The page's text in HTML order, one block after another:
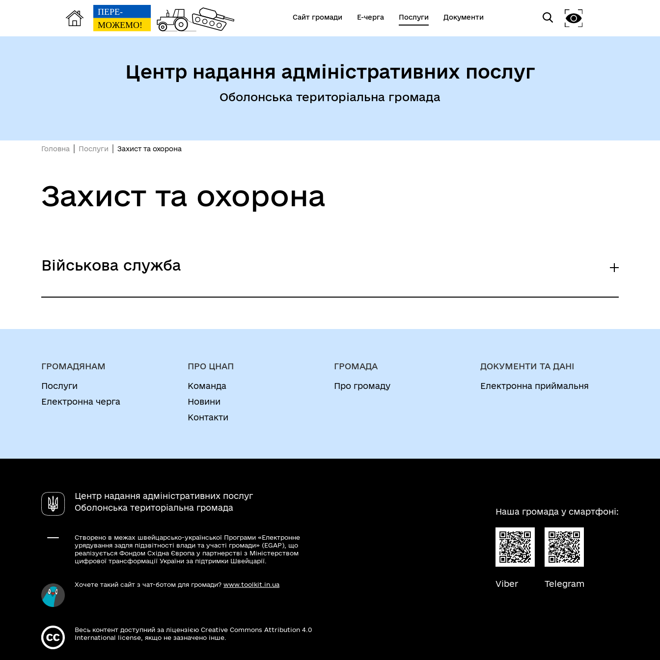
Сайт громади Е-черга Послуги Документи
Центр надання адміністративних послуг
Оболонська територіальна громада
Головна Послуги Захист та охорона
Захист та охорона
Військова служба
ГРОМАДЯНАМ
Послуги
Електронна черга
ПРО ЦНАП
Команда
Новини
Контакти
ГРОМАДА
Про громаду
ДОКУМЕНТИ ТА ДАНІ
Електронна приймальня
Центр надання адміністративних послуг
Оболонська територіальна громада
Створено в межах швейцарсько-української Програми «Електронне
урядування задля підзвітності влади та участі громади» (EGAP), що
реалізується Фондом Східна Європа у партнерстві з Міністерством
цифрової трансформації України за підтримки Швейцарії.
Хочете такий сайт з чат-ботом для громади? www.toolkit.in.ua
Весь контент доступний за ліцензією Creative Commons Attribution 4.0
International license, якщо не зазначено інше.
Наша громада у смартфоні:
Viber Telegram